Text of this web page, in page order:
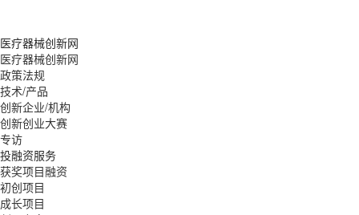
医疗器械创新网
医疗器械创新网
政策法规
技术/产品
创新企业/机构
创新创业大赛
专访
投融资服务
获奖项目融资
初创项目
成长项目